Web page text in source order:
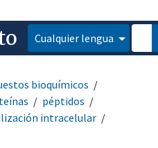
Cualquier lengua
bioquímicos
péptidos
intracelular